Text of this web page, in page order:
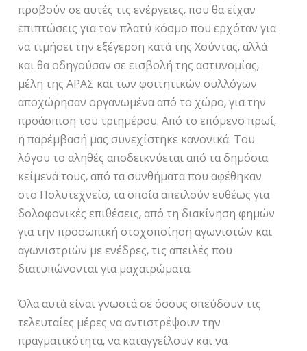
προβούν σε αυτές τις ενέργειες, που θα είχαν
επιπτώσεις για τον πλατύ κόσμο που ερχόταν για
να τιμήσει την εξέγερση κατά της Χούντας, αλλά
και θα οδηγούσαν σε εισβολή της αστυνομίας,
μέλη της ΑΡΑΣ και των φοιτητικών συλλόγων
αποχώρησαν οργανωμένα από το χώρο, για την
προάσπιση του τριημέρου. Από το επόμενο πρωί,
η παρέμβασή μας συνεχίστηκε κανονικά. Του
λόγου το αληθές αποδεικνύεται από τα δημόσια
κείμενά τους, από τα συνθήματα που αφέθηκαν
στο Πολυτεχνείο, τα οποία απειλούν ευθέως για
δολοφονικές επιθέσεις, από τη διακίνηση φημών
για την προσωπική στοχοποίηση αγωνιστών και
αγωνιστριών με ενέδρες, τις απειλές που
διατυπώνονται για μαχαιρώματα.
Όλα αυτά είναι γνωστά σε όσους σπεύδουν τις
τελευταίες μέρες να αντιστρέψουν την
πραγματικότητα, να καταγγείλουν και να